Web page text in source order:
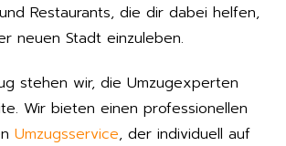
Restaurants, die dir dabei helfen,
neuen Stadt einzuleben.
stehen wir, die Umzugexperten
Wir bieten einen professionellen
Umzugsservice, der individuell auf